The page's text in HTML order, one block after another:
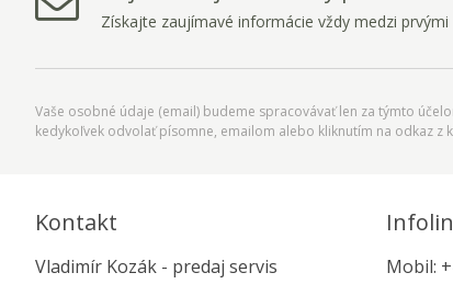
Získajte zaujímavé informácie vždy medzi prvými
Vaše osobné údaje (email) budeme spracovávať len za týmto
kedykoľvek odvolať písomne, emailom alebo kliknutím na odkaz z
Kontakt
Vladimír Kozák - predaj servis
Mobil: